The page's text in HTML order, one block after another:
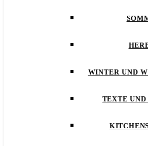
WINTER UND
TEXTE UND